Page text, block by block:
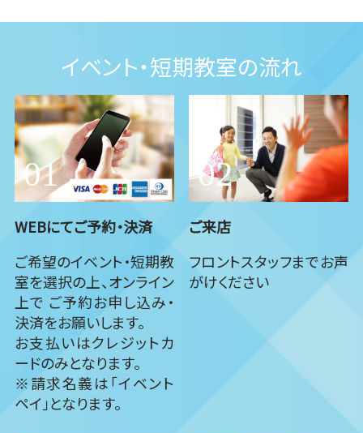
イベント・短期教室の流れ
WEBにてご予約・決済
ご希望のイベント・短期教
室を選択の上、オンライン
上で ご予約お申し込み・
決済をお願いします。
お支払いはクレジットカ
ードのみとなります。
※請求名義は「イベント
ペイ」となります。
ご来店
フロントスタッフまでお声
がけください